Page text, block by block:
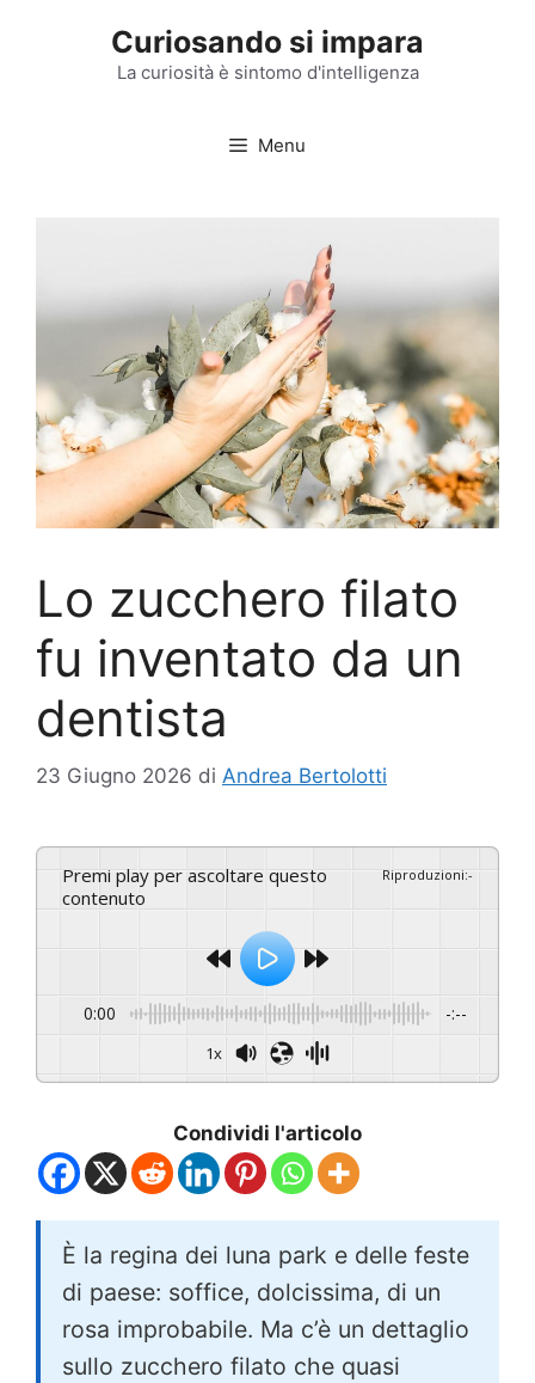
Curiosando si impara
La curiosità è sintomo d'intelligenza
Menu
Lo zucchero filato
fu inventato da un
dentista
23 Giugno 2026 di Andrea Bertolotti
Premi play per ascoltare questo
contenuto
Riproduzioni:-
0:00 -:--
1x
Condividi l'articolo
È la regina dei luna park e delle feste
di paese: soffice, dolcissima, di un
rosa improbabile. Ma c’è un dettaglio
sullo zucchero filato che quasi